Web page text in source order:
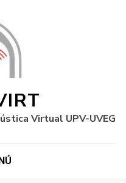
Virtual UPV-UVEG